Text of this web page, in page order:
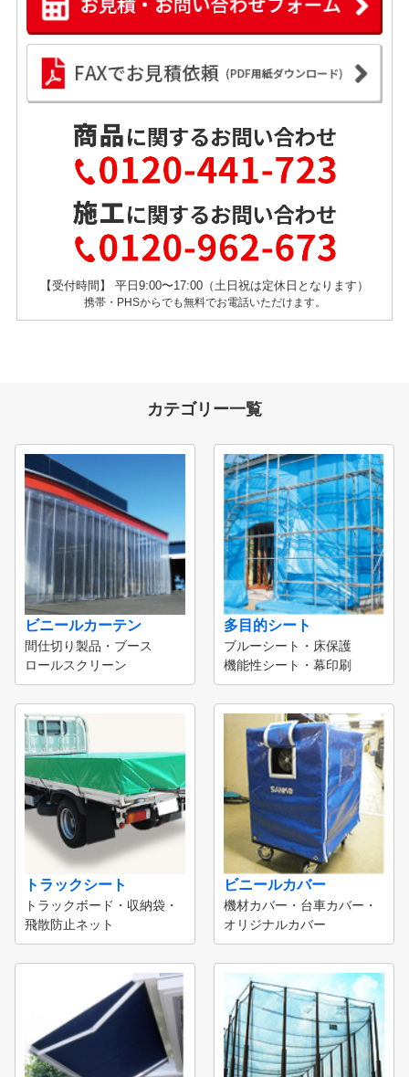
【受付時間】 平日9:00〜17:00（土日祝は定休日となります）
携帯・PHSからでも無料でお電話いただけます。
カテゴリー一覧
ビニールカーテン
間仕切り製品・ブース
ロールスクリーン
多目的シート
ブルーシート・床保護
機能性シート・幕印刷
トラックシート
トラックボード・収納袋・
飛散防止ネット
ビニールカバー
機材カバー・台車カバー・
オリジナルカバー